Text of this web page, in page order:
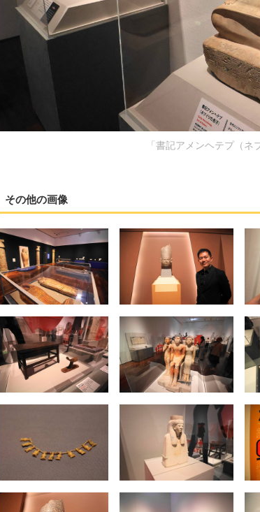
「書記アメンヘテプ（ネ
その他の画像